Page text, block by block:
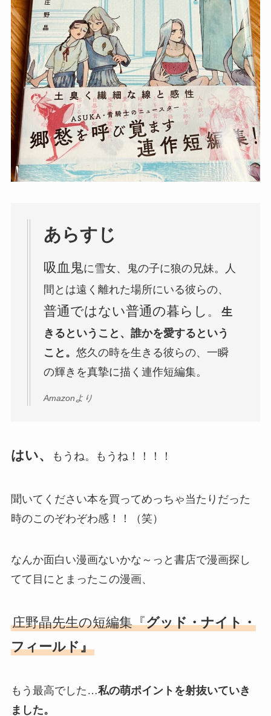
あらすじ
吸血鬼に雪女、鬼の子に狼の兄妹。人
間とは遠く離れた場所にいる彼らの、
普通ではない普通の暮らし 。 生
きるということ、誰かを愛するという
こと。 悠久の時を生きる彼らの、一瞬
の輝きを真摯に描く連作短編集。
Amazonより
はい、 もうね。もうね！！！！
聞いてください本を買ってめっちゃ当たりだった
時のこのぞわぞわ感！！（笑）
なんか面白い漫画ないかな～っと書店で漫画探し
てて目にとまったこの漫画、
庄野晶先生の短編集『グッド・ナイト・
フィールド』
もう最高でした…私の萌ポイントを射抜いていき
ました。